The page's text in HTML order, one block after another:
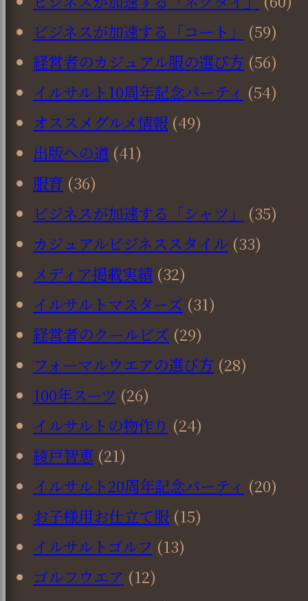
ビジネスが加速する「コート」
(59)
経営者のカジュアル服の選び方 (56)
イルサルト10周年記念パーティ (54)
オススメグルメ情報 (49)
出版への道 (41)
服育 (36)
ビジネスが加速する「シャツ」
(35)
カジュアルビジネススタイル (33)
メディア掲載実績 (32)
イルサルトマスターズ (31)
経営者のクールビズ (29)
フォーマルウエアの選び方 (28)
100年スーツ (26)
イルサルトの物作り (24)
綾戸智恵 (21)
イルサルト20周年記念パーティ (20)
お子様用お仕立て服 (15)
イルサルトゴルフ (13)
ゴルフウエア (12)